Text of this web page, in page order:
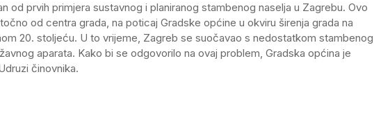
od prvih primjera sustavnog i planiranog stambenog naselja u Zagrebu. Ovo
od centra grada, na poticaj Gradske općine u okviru širenja grada na
20. stoljeću. U to vrijeme, Zagreb se suočavao s nedostatkom stambenog
aparata. Kako bi se odgovorilo na ovaj problem, Gradska općina je
činovnika.